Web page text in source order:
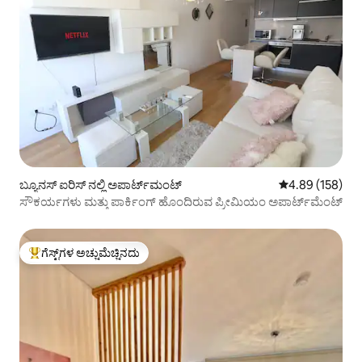
ಬ್ಯೂನಸ್ ಐರಿಸ್ ನಲ್ಲಿ ಅಪಾರ್ಟ್‌ಮಂಟ್ 5 ರಲ್ಲಿ 4.89
4.89 (158)
ಸೌಕರ್ಯಗಳು ಮತ್ತು ಪಾರ್ಕಿಂಗ್ ಹೊಂದಿರುವ ಪ್ರೀಮಿಯಂ ಅಪಾರ್ಟ್‌ಮೆಂಟ್
ಗೆಸ್ಟ್‌ಗಳಿಗೆ ಅತಿ ಹೆಚ್ಚು ಅಚ್ಚುಮೆಚ್ಚಿನದು
ಗೆಸ್ಟ್‌ಗಳ ಅಚ್ಚುಮೆಚ್ಚಿನದು